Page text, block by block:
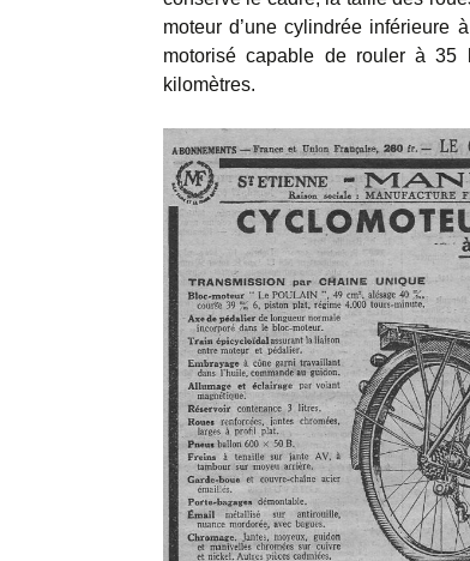
moteur d’une cylindrée inférieure
motorisé capable de rouler à
kilomètres.